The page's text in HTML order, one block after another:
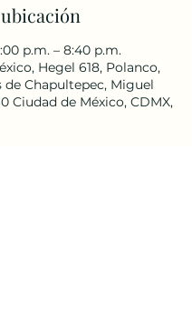
p.m. – 8:40 p.m.
Hegel 618, Polanco,
de Chapultepec, Miguel
Ciudad de México, CDMX,